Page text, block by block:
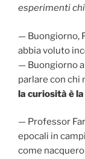
esperimenti
— Buongiorno,
abbia voluto
— Buongiorno
parlare con chi
la curiosità è
— Professor
epocali in
come